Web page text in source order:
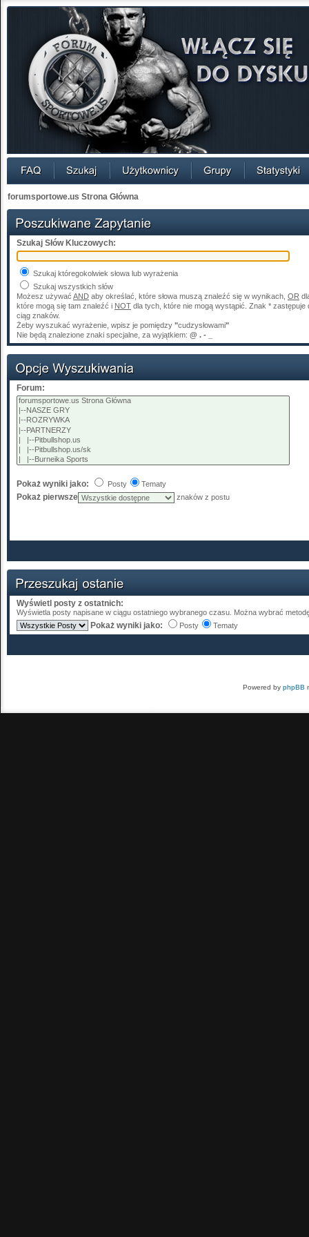
forumsportowe.us Strona Główna
Szukaj Słów Kluczowych:
Szukaj któregokolwiek słowa lub wyrażenia
Szukaj wszystkich słów
Możesz używać AND aby określać, które słowa muszą znaleźć się w wynikach, OR
które mogą się tam znaleźć i NOT dla tych, które nie mogą wystąpić. Znak * zastępuje
ciąg znaków.
Żeby wyszukać wyrażenie, wpisz je pomiędzy "cudzysłowami"
Nie będą znalezione znaki specjalne, za wyjątkiem: @ . - _
Forum:
Pokaż wyniki jako: Posty Tematy
Pokaż pierwsze znaków z postu
Wyświetl posty z ostatnich:
Wyświetla posty napisane w ciągu ostatniego wybranego czasu. Można wybrać
Pokaż wyniki jako: Posty Tematy
Powered by phpBB